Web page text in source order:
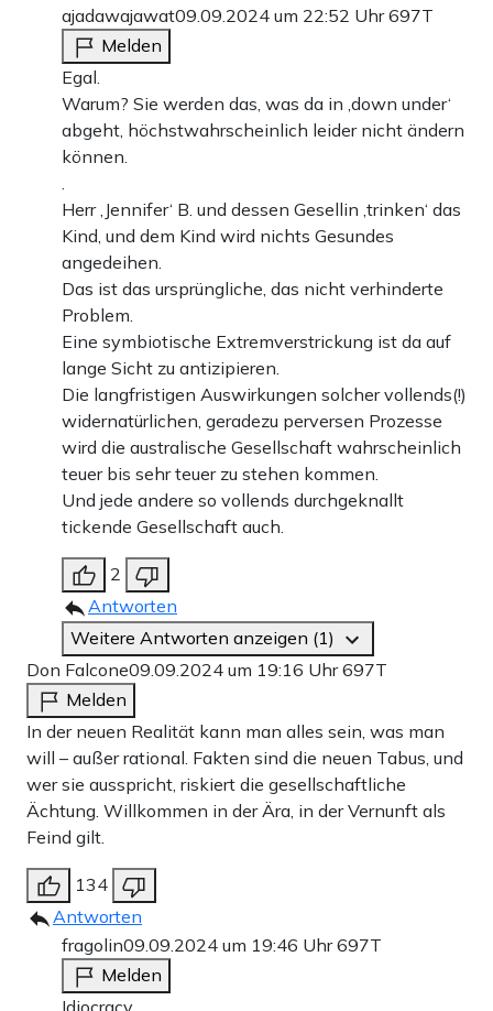
ajadawajawat09.09.2024 um 22:52 Uhr697T
Melden
Egal.
Warum? Sie werden das, was da in ‚down under‘
abgeht, höchstwahrscheinlich leider nicht ändern
können.
.
Herr ‚Jennifer‘ B. und dessen Gesellin ‚trinken‘ das
Kind, und dem Kind wird nichts Gesundes
angedeihen.
Das ist das ursprüngliche, das nicht verhinderte
Problem.
Eine symbiotische Extremverstrickung ist da auf
lange Sicht zu antizipieren.
Die langfristigen Auswirkungen solcher vollends(!)
widernatürlichen, geradezu perversen Prozesse
wird die australische Gesellschaft wahrscheinlich
teuer bis sehr teuer zu stehen kommen.
Und jede andere so vollends durchgeknallt
tickende Gesellschaft auch.
2
Antworten
Weitere Antworten anzeigen (1)
Don Falcone09.09.2024 um 19:16 Uhr697T
Melden
In der neuen Realität kann man alles sein, was man
will – außer rational. Fakten sind die neuen Tabus, und
wer sie ausspricht, riskiert die gesellschaftliche
Ächtung. Willkommen in der Ära, in der Vernunft als
Feind gilt.
134
Antworten
fragolin09.09.2024 um 19:46 Uhr697T
Melden